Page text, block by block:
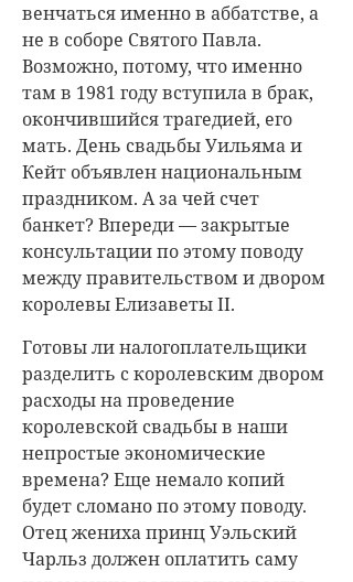
венчаться именно в аббатстве, а
не в соборе Святого Павла.
Возможно, потому, что именно
там в 1981 году вступила в брак,
окончившийся трагедией, его
мать. День свадьбы Уильяма и
Кейт объявлен национальным
праздником. А за чей счет
банкет? Впереди — закрытые
консультации по этому поводу
между правительством и двором
королевы Елизаветы II.
Готовы ли налогоплательщики
разделить с королевским двором
расходы на проведение
королевской свадьбы в наши
непростые экономические
времена? Еще немало копий
будет сломано по этому поводу.
Отец жениха принц Уэльский
Чарльз должен оплатить саму